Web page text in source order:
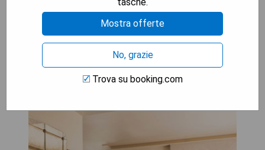
Sunset Tower Hotel
Mostra offerte
No, grazie
Trova su booking.com